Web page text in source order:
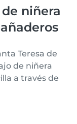
niñera
Teresa de
de niñera
a través de